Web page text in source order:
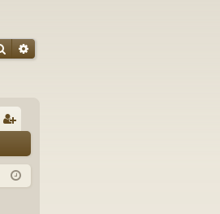
ПоискРасширенный поиск
ис